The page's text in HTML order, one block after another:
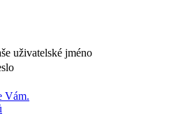
uživatelské jméno
Vám.